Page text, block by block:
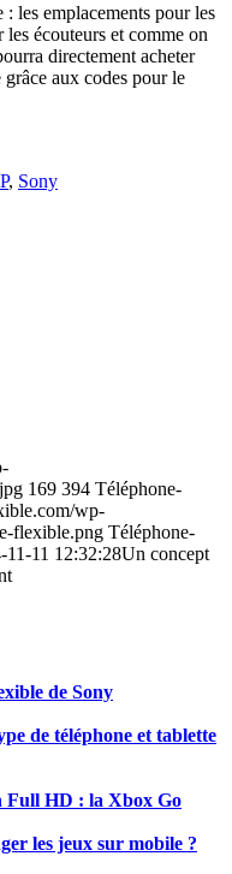
les emplacements pour les
écouteurs et comme on
directement acheter
aux codes pour le
, Sony
169 394 Téléphone-
wp-
flexible.png Téléphone-
11-11 12:32:28Un concept
de Sony
de téléphone et tablette
Full HD : la Xbox Go
les jeux sur mobile ?